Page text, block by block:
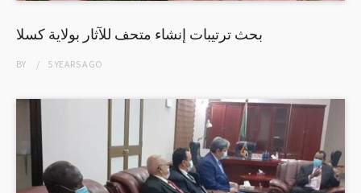
بحث ترتيبات إنشاء متحف للآثار بولاية كسلا
BY 5 YEARSAGO